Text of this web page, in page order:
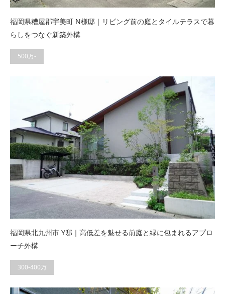
福岡県糟屋郡宇美町 N様邸｜リビング前の庭とタイルテラスで暮
らしをつなぐ新築外構
500万-
福岡県北九州市 Y邸｜高低差を魅せる前庭と緑に包まれるアプロ
ーチ外構
300-400万